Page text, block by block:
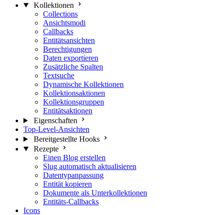
Kollektionen
Collections
Ansichtsmodi
Callbacks
Entitätsansichten
Berechtigungen
Daten exportieren
Zusätzliche Spalten
Textsuche
Dynamische Kollektionen
Kollektionsaktionen
Kollektionsgruppen
Entitätsaktionen
Eigenschaften
Top-Level-Ansichten
Bereitgestellte Hooks
Rezepte
Einen Blog erstellen
Slug automatisch aktualisieren
Datentypanpassung
Entität kopieren
Dokumente als Unterkollektionen
Entitäts-Callbacks
Icons